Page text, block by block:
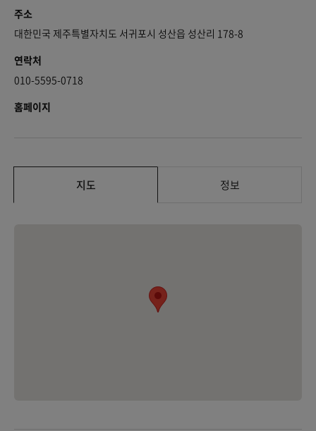
주소
대한민국 제주특별자치도 서귀포시 성산읍 성산리 178-8
연락처
010-5595-0718
홈페이지
지도 정보